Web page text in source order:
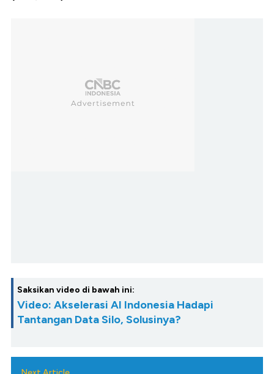
Saksikan video di bawah ini:
Video: Akselerasi AI Indonesia Hadapi
Tantangan Data Silo, Solusinya?